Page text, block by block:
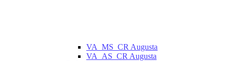
VA_MS_CR Augusta
VA_AS_CR Augusta